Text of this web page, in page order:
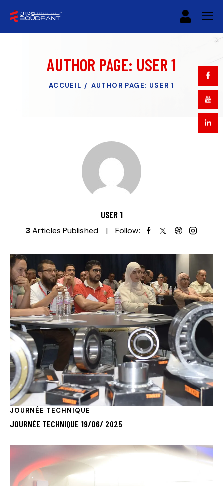
AUTHOR PAGE: USER 1
ACCUEIL AUTHOR PAGE: USER 1
USER 1
3Articles Published Follow:
JOURNÉE TECHNIQUE
JOURNÉE TECHNIQUE 19/06/ 2025